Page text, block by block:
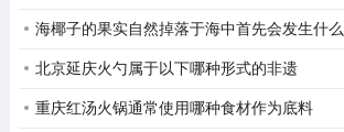
海椰子的果实自然掉落于海中首先会发生什么
北京延庆火勺属于以下哪种形式的非遗
重庆红汤火锅通常使用哪种食材作为底料